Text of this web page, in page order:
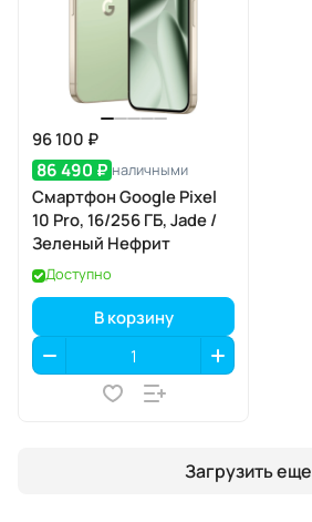
96 100 ₽
86 490 ₽ наличными
Смартфон Google Pixel
10 Pro, 16/256 ГБ, Jade /
Зеленый Нефрит
Доступно
В корзину
Загрузить еще